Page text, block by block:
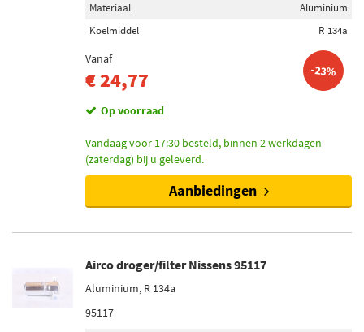
Materiaal
Aluminium
Koelmiddel
R 134a
Vanaf
€ 24,77 -23%
Op voorraad
Vandaag voor 17:30 besteld, binnen 2 werkdagen
(zaterdag) bij u geleverd.
Aanbiedingen
Airco droger/filter Nissens 95117
Aluminium, R 134a
95117